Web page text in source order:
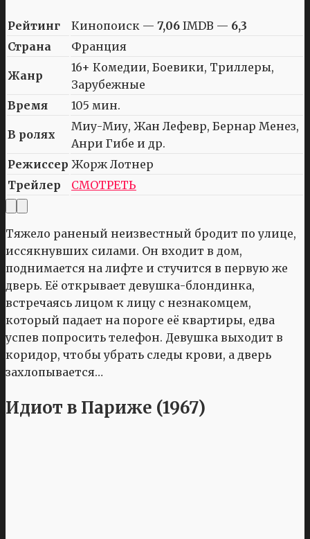
Рейтинг Кинопоиск — 7,06 IMDB — 6,3
Страна
Франция
Жанр
16+ Комедии, Боевики, Триллеры,
Зарубежные
Время
105 мин.
В ролях
Миу-Миу, Жан Лефевр, Бернар Менез,
Анри Гибе и др.
Режиссер Жорж Лотнер
Трейлер
СМОТРЕТЬ
Тяжело раненый неизвестный бродит по улице,
иссякнувших силами. Он входит в дом,
поднимается на лифте и стучится в первую же
дверь. Её открывает девушка-блондинка,
встречаясь лицом к лицу с незнакомцем,
который падает на пороге её квартиры, едва
успев попросить телефон. Девушка выходит в
коридор, чтобы убрать следы крови, а дверь
захлопывается…
Идиот в Париже (1967)